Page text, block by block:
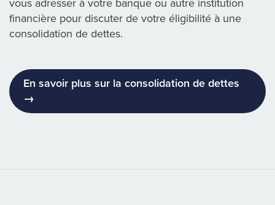
vous adresser à votre banque ou autre institution
financière pour discuter de votre éligibilité à une
consolidation de dettes.
En savoir plus sur la consolidation de dettes
→